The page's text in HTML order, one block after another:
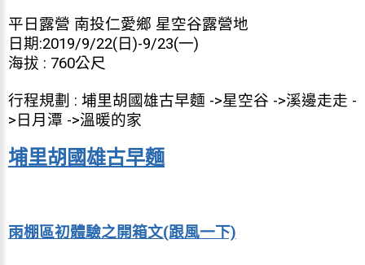
平日露營 南投仁愛鄉 星空谷露營地
日期:2019/9/22(日)-9/23(一)
海拔 : 760公尺
行程規劃 : 埔里胡國雄古早麵 ->星空谷 ->溪邊走走 -
>日月潭 ->溫暖的家
埔里胡國雄古早麵
雨棚區初體驗之開箱文(跟風一下)